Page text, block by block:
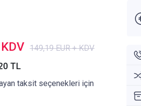
149,19 EUR + KDV
TL
taksit seçenekleri için